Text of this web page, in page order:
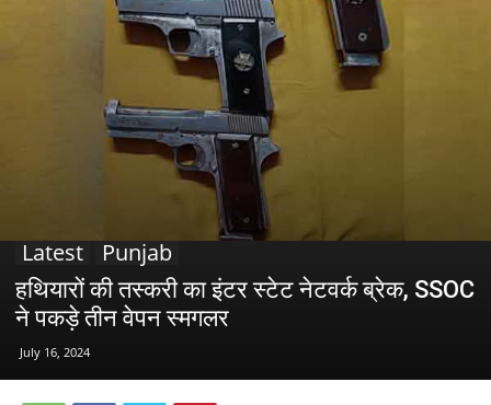
Latest Punjab
हथियारों की तस्करी का इंटर स्टेट नेटवर्क ब्रेक, SSOC
ने पकड़े तीन वेपन स्मगलर
July 16, 2024